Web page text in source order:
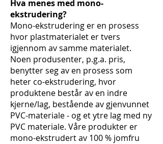
Hva menes med mono-
ekstrudering?
Mono-ekstrudering er en prosess
hvor plastmaterialet er tvers
igjennom av samme materialet.
Noen produsenter, p.g.a. pris,
benytter seg av en prosess som
heter co-ekstrudering, hvor
produktene består av en indre
kjerne/lag, bestående av gjenvunnet
PVC-materiale - og et ytre lag med ny
PVC materiale. Våre produkter er
mono-ekstrudert av 100 % jomfru